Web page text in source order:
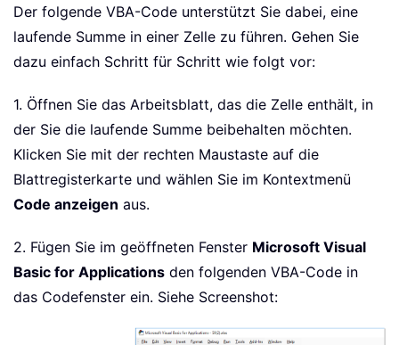
Der folgende VBA-Code unterstützt Sie dabei, eine
laufende Summe in einer Zelle zu führen. Gehen Sie
dazu einfach Schritt für Schritt wie folgt vor:
1. Öffnen Sie das Arbeitsblatt, das die Zelle enthält, in
der Sie die laufende Summe beibehalten möchten.
Klicken Sie mit der rechten Maustaste auf die
Blattregisterkarte und wählen Sie im Kontextmenü
Code anzeigen aus.
2. Fügen Sie im geöffneten Fenster Microsoft Visual
Basic for Applications den folgenden VBA-Code in
das Codefenster ein. Siehe Screenshot: